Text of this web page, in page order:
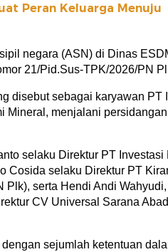
Peran Keluarga Menuju
negara (ASN) di Dinas
21/Pid.Sus-TPK/2026/PN
disebut sebagai karyawan PT
Mineral, menjalani
selaku Direktur PT Investasi
Cosida selaku Direktur PT
serta Hendi Andi Wahyudi,
CV Universal Sarana
sejumlah ketentuan